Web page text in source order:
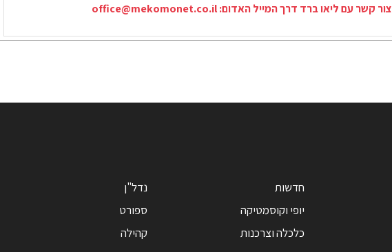
צור קשר עם ליאו ברד דרך המייל האדום:office@mekomonet.co.il
חדשות
יופי וקוסמטיקה
כלכלה וצרכנות
נדל"ן
ספורט
קהילה